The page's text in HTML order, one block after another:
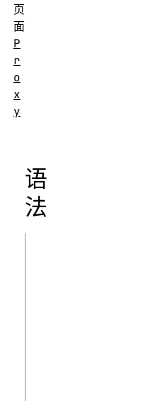
语
法
页
面
P
r
o
x
y